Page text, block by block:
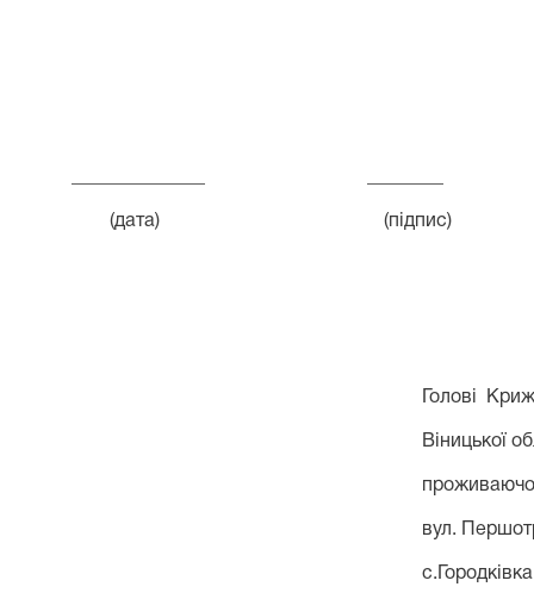
(дата) (підпис) (П.,
Голові
Віницької
вул.
с. Городківка